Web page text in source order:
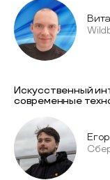
Искусственный
современные